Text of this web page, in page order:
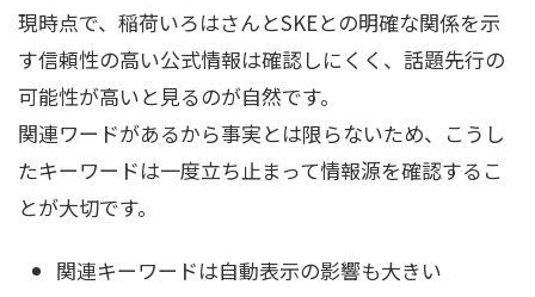
現時点で、稲荷いろはさんとSKEとの明確な関係を示
す信頼性の高い公式情報は確認しにくく、話題先行の
可能性が高いと見るのが自然です。
関連ワードがあるから事実とは限らないため、こうし
たキーワードは一度立ち止まって情報源を確認するこ
とが大切です。
関連キーワードは自動表示の影響も大きい